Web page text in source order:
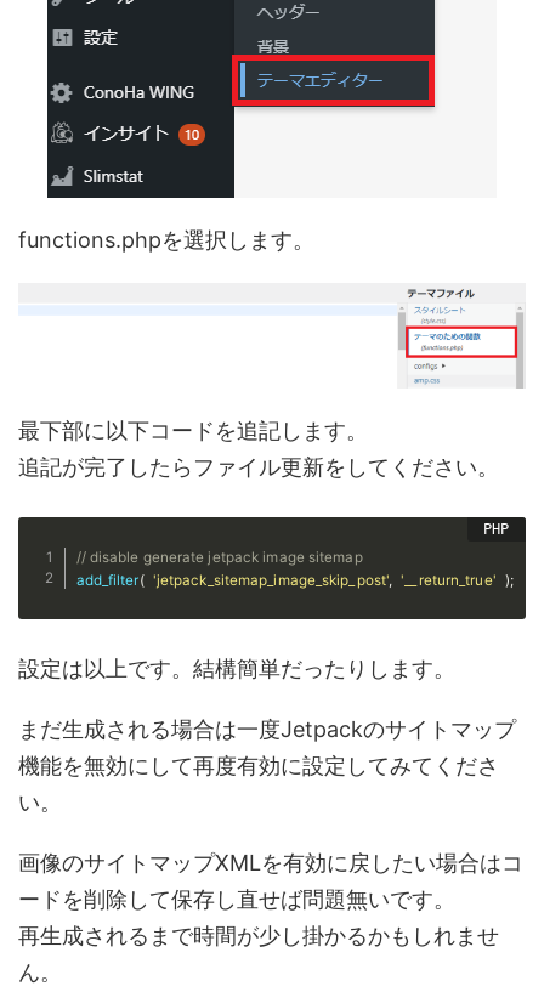
functions.phpを選択します。
最下部に以下コードを追記します。
追記が完了したらファイル更新をしてください。
// disable generate jetpack image sitemap
add_filter( 'jetpack_sitemap_image_skip_post', '__return_true' );
設定は以上です。結構簡単だったりします。
まだ生成される場合は一度Jetpackのサイトマップ
機能を無効にして再度有効に設定してみてくださ
い。
画像のサイトマップXMLを有効に戻したい場合はコ
ードを削除して保存し直せば問題無いです。
再生成されるまで時間が少し掛かるかもしれませ
ん。